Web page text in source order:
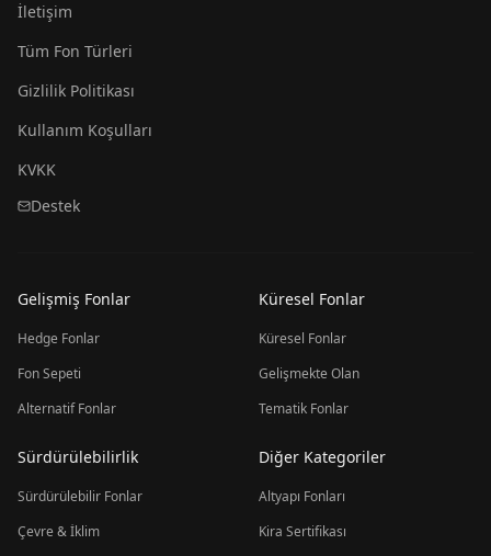
İletişim
Tüm Fon Türleri
Gizlilik Politikası
Kullanım Koşulları
KVKK
Destek
Gelişmiş Fonlar
Hedge Fonlar
Fon Sepeti
Alternatif Fonlar
Küresel Fonlar
Küresel Fonlar
Gelişmekte Olan
Tematik Fonlar
Sürdürülebilirlik
Sürdürülebilir Fonlar
Çevre & İklim
Diğer Kategoriler
Altyapı Fonları
Kira Sertifikası